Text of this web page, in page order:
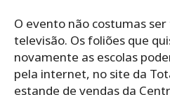
O evento não costumas
televisão. Os foliões que
novamente as escolas
pela internet, no site da
estande de vendas da